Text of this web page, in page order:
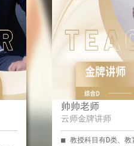
帅帅老师
云师金牌讲师
■ 教授科目有D类、教